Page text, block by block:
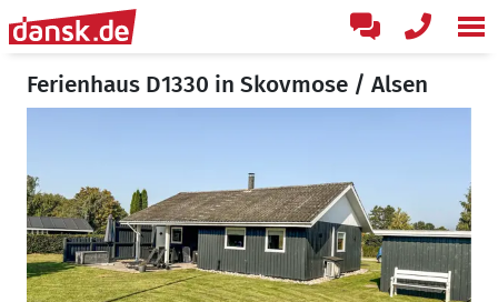
Ferienhaus D1330 in Skovmose / Alsen